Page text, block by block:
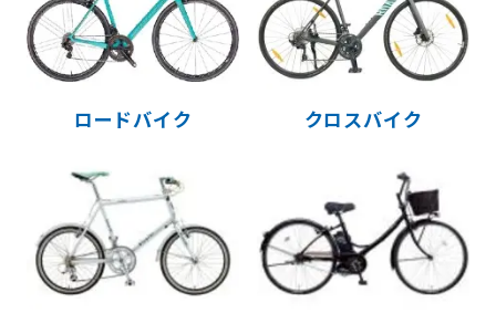
ロードバイク クロスバイク